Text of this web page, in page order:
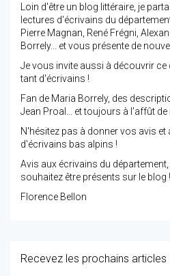
Loin d'être un blog littéraire, je
lectures d'écrivains du
Pierre Magnan, René Frégni,
Borrely... et vous présente de
Je vous invite aussi à découvrir ce
tant d'écrivains !
Fan de Maria Borrely, des
Jean Proal... et toujours à l'affût
N'hésitez pas à donner vos avis
d'écrivains bas alpins !
Avis aux écrivains du
souhaitez être présents sur le blog !
Florence Bellon
Recevez les prochains articles